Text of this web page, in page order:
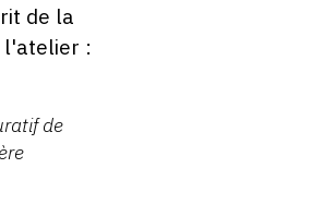
de la
l'atelier :
de